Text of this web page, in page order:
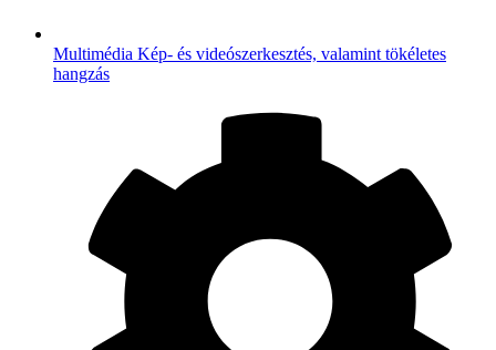
Multimédia Kép- és videószerkesztés, valamint tökéletes
hangzás